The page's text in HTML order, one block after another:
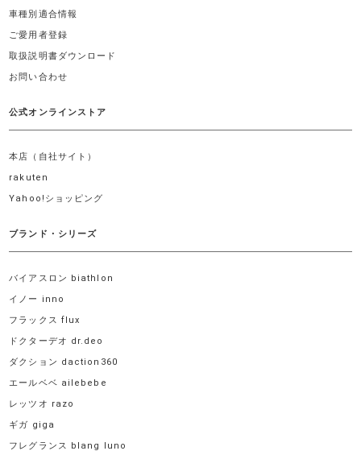
車種別適合情報
ご愛用者登録
取扱説明書ダウンロード
お問い合わせ
公式オンラインストア
本店（自社サイト）
rakuten
Yahoo!ショッピング
ブランド・シリーズ
バイアスロン biathlon
イノー inno
フラックス flux
ドクターデオ dr.deo
ダクション daction360
エールベベ ailebebe
レッツオ razo
ギガ giga
フレグランス blang luno